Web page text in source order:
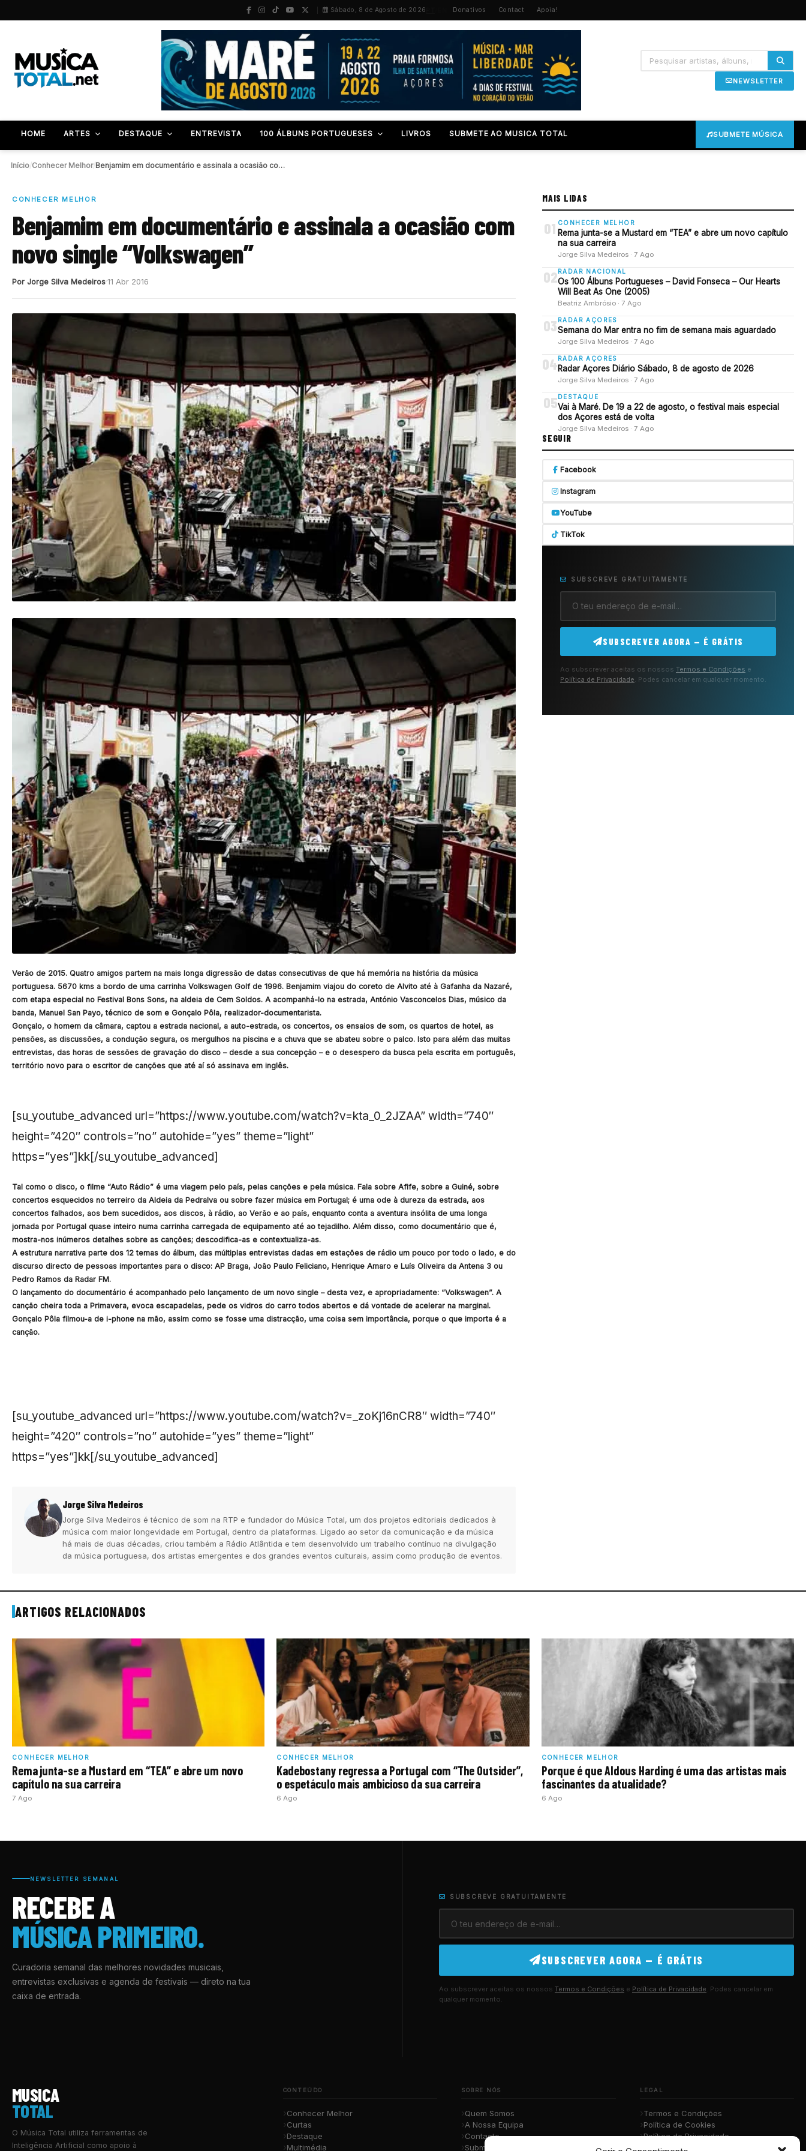
Sábado, 8 de Agosto de 2026 Donativos Contact Apoia!
NEWSLETTER
HOME ARTES DESTAQUE ENTREVISTA 100 ÁLBUNS PORTUGUESES LIVROS SUBMETE AO MUSICA TOTAL SUBMETE MÚSICA
Início Conhecer Melhor/ Benjamim em documentário e assinala a ocasião com…
CONHECER MELHOR
Benjamim em documentário e assinala a ocasião com
novo single “Volkswagen”
Por Jorge Silva Medeiros11 Abr 2016
Verão de 2015. Quatro amigos partem na mais longa digressão de datas consecutivas de que há memória na história da música
portuguesa. 5670 kms a bordo de uma carrinha Volkswagen Golf de 1996. Benjamim viajou do coreto de Alvito até à Gafanha da Nazaré,
com etapa especial no Festival Bons Sons, na aldeia de Cem Soldos. A acompanhá-lo na estrada, António Vasconcelos Dias, músico da
banda, Manuel San Payo, técnico de som e Gonçalo Pôla, realizador-documentarista.
Gonçalo, o homem da câmara, captou a estrada nacional, a auto-estrada, os concertos, os ensaios de som, os quartos de hotel, as
pensões, as discussões, a condução segura, os mergulhos na piscina e a chuva que se abateu sobre o palco. Isto para além das muitas
entrevistas, das horas de sessões de gravação do disco – desde a sua concepção – e o desespero da busca pela escrita em português,
território novo para o escritor de canções que até aí só assinava em inglês.
[su_youtube_advanced url=”https://www.youtube.com/watch?v=kta_0_2JZAA” width=”740″
height=”420″ controls=”no” autohide=”yes” theme=”light”
https=”yes”]kk[/su_youtube_advanced]
Tal como o disco, o filme “Auto Rádio” é uma viagem pelo país, pelas canções e pela música. Fala sobre Afife, sobre a Guiné, sobre
concertos esquecidos no terreiro da Aldeia da Pedralva ou sobre fazer música em Portugal; é uma ode à dureza da estrada, aos
concertos falhados, aos bem sucedidos, aos discos, à rádio, ao Verão e ao país, enquanto conta a aventura insólita de uma longa
jornada por Portugal quase inteiro numa carrinha carregada de equipamento até ao tejadilho. Além disso, como documentário que é,
mostra-nos inúmeros detalhes sobre as canções; descodifica-as e contextualiza-as.
A estrutura narrativa parte dos 12 temas do álbum, das múltiplas entrevistas dadas em estações de rádio um pouco por todo o lado, e do
discurso directo de pessoas importantes para o disco: AP Braga, João Paulo Feliciano, Henrique Amaro e Luís Oliveira da Antena 3 ou
Pedro Ramos da Radar FM.
O lançamento do documentário é acompanhado pelo lançamento de um novo single – desta vez, e apropriadamente: “Volkswagen”. A
canção cheira toda a Primavera, evoca escapadelas, pede os vidros do carro todos abertos e dá vontade de acelerar na marginal.
Gonçalo Pôla filmou-a de i-phone na mão, assim como se fosse uma distracção, uma coisa sem importância, porque o que importa é a
canção.
[su_youtube_advanced url=”https://www.youtube.com/watch?v=_zoKj16nCR8″ width=”740″
height=”420″ controls=”no” autohide=”yes” theme=”light”
https=”yes”]kk[/su_youtube_advanced]
Jorge Silva Medeiros
Jorge Silva Medeiros é técnico de som na RTP e fundador do Música Total, um dos projetos editoriais dedicados à
música com maior longevidade em Portugal, dentro da plataformas. Ligado ao setor da comunicação e da música
há mais de duas décadas, criou também a Rádio Atlântida e tem desenvolvido um trabalho contínuo na divulgação
da música portuguesa, dos artistas emergentes e dos grandes eventos culturais, assim como produção de eventos.
MAIS LIDAS
01 CONHECER MELHOR
Rema junta-se a Mustard em “TEA” e abre um novo capítulo
na sua carreira
Jorge Silva Medeiros · 7 Ago
02 RADAR NACIONAL
Os 100 Álbuns Portugueses – David Fonseca – Our Hearts
Will Beat As One (2005)
Beatriz Ambrósio · 7 Ago
03 RADAR AÇORES
Semana do Mar entra no fim de semana mais aguardado
Jorge Silva Medeiros · 7 Ago
04RADAR AÇORES
Radar Açores Diário Sábado, 8 de agosto de 2026
Jorge Silva Medeiros · 7 Ago
05 DESTAQUE
Vai à Maré. De 19 a 22 de agosto, o festival mais especial
dos Açores está de volta
Jorge Silva Medeiros · 7 Ago
SEGUIR
Facebook
Instagram
YouTube
TikTok
SUBSCREVE GRATUITAMENTE
SUBSCREVER AGORA — É GRÁTIS
Ao subscrever aceitas os nossos Termos e Condições e
Política de Privacidade . Podes cancelar em qualquer momento.
ARTIGOS RELACIONADOS
CONHECER MELHOR
Rema junta-se a Mustard em “TEA” e abre um novo
capítulo na sua carreira
7 Ago
CONHECER MELHOR
Kadebostany regressa a Portugal com “The Outsider”,
o espetáculo mais ambicioso da sua carreira
6 Ago
CONHECER MELHOR
Porque é que Aldous Harding é uma das artistas mais
fascinantes da atualidade?
6 Ago
NEWSLETTER SEMANAL
RECEBE A
MÚSICA PRIMEIRO.
Curadoria semanal das melhores novidades musicais,
entrevistas exclusivas e agenda de festivais — direto na tua
caixa de entrada.
SUBSCREVE GRATUITAMENTE
SUBSCREVER AGORA — É GRÁTIS
Ao subscrever aceitas os nossos Termos e Condições e Política de Privacidade. Podes cancelar em
qualquer momento.
MUSICA
TOTAL
O Música Total utiliza ferramentas de
Inteligência Artificial como apoio à
CONTEÚDO
Conhecer Melhor
Curtas
Destaque
Multimédia
SOBRE NÓS
Quem Somos
A Nossa Equipa
Contacto
Submete a Tua Música
LEGAL
Termos e Condições
Política de Cookies
Política de Privacidade
RGPD